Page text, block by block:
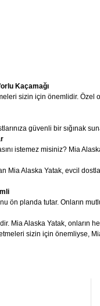
Kaçamağı
sizin için önemlidir.
güvenli bir sığınak
istemez misiniz? Mia
Alaska Yatak, evcil
ön planda tutar. Onların
Mia Alaska Yatak, onların
sizin için önemliyse,